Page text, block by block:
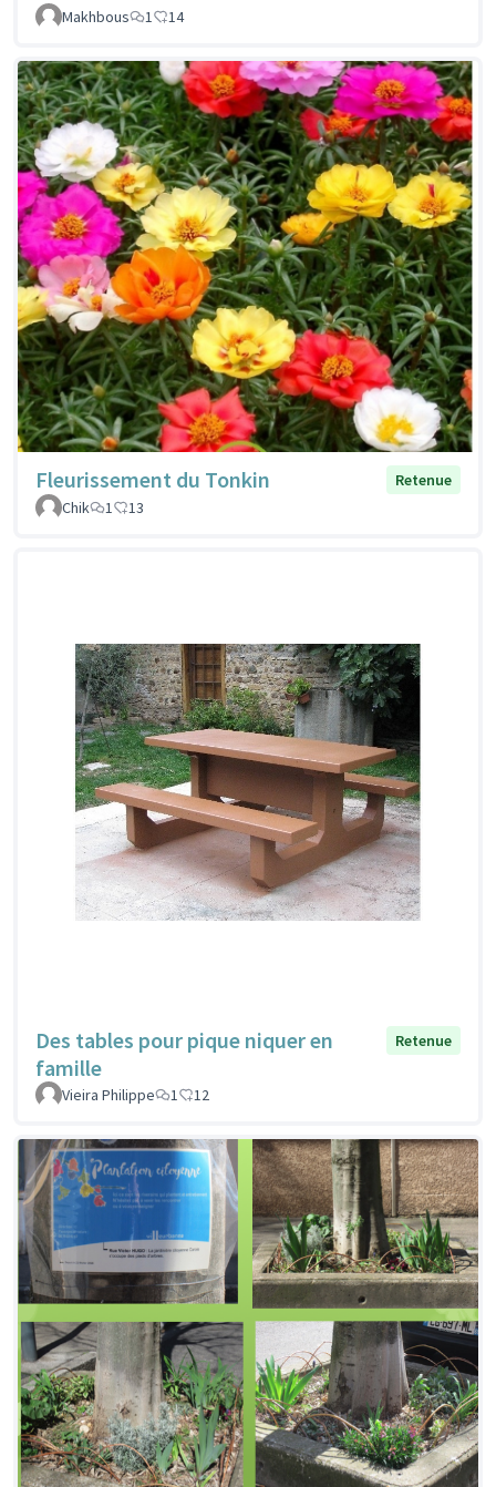
Makhbous 1 14
Fleurissement du Tonkin
Retenue
Chik
1 13
Des tables pour pique niquer en
famille
Retenue
Vieira Philippe 1 12